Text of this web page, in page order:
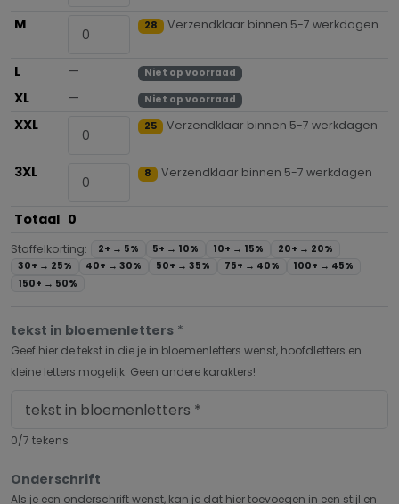
M 28 Verzendklaar binnen 5-7 werkdagen
L — Niet op voorraad
XL — Niet op voorraad
XXL 25 Verzendklaar binnen 5-7 werkdagen
3XL 8 Verzendklaar binnen 5-7 werkdagen
Totaal 0
Staffelkorting: 2+ → 5% 5+ → 10% 10+ → 15% 20+ → 20%
30+ → 25% 40+ →30% 50+ →35% 75+ → 40% 100+ → 45%
150+ → 50%
tekst in bloemenletters *
Geef hier de tekst in die je in bloemenletters wenst, hoofdletters en
kleine letters mogelijk. Geen andere karakters!
0/7 tekens
Onderschrift
Als je een onderschrift wenst, kan je dat hier toevoegen in een stijl en